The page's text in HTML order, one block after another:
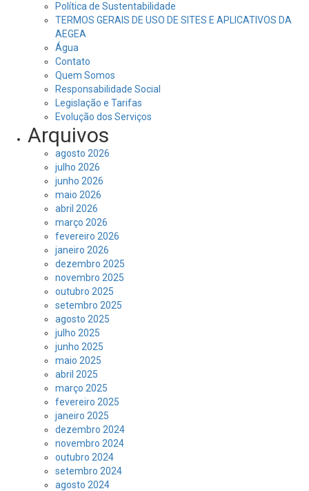
Política de Sustentabilidade
TERMOS GERAIS DE USO DE SITES E APLICATIVOS DA
AEGEA
Água
Contato
Quem Somos
Responsabilidade Social
Legislação e Tarifas
Evolução dos Serviços
Arquivos
agosto 2026
julho 2026
junho 2026
maio 2026
abril 2026
março 2026
fevereiro 2026
janeiro 2026
dezembro 2025
novembro 2025
outubro 2025
setembro 2025
agosto 2025
julho 2025
junho 2025
maio 2025
abril 2025
março 2025
fevereiro 2025
janeiro 2025
dezembro 2024
novembro 2024
outubro 2024
setembro 2024
agosto 2024